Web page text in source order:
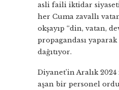
asli faili iktidar
her Cuma zavallı
okşayıp “din, vatan,
propagandası
dağıtıyor.
Diyanet’in Aralık
aşan bir personel